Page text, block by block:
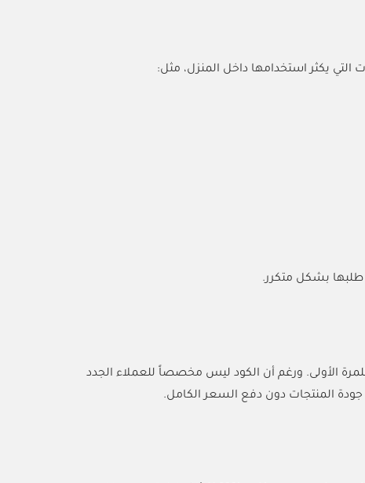
التي يكثر استخدامها داخل المنزل، مثل:
بشكل متكرر.
للمرة الأولى. ورغم أن الكود ليس مخصصاً للعملاء الجدد
المنتجات دون دفع السعر الكامل.